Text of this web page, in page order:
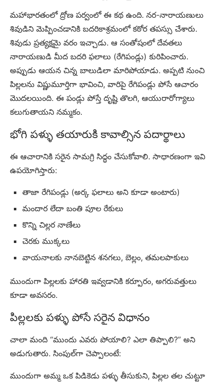
మహాభారతంలో ద్రోణ పర్వంలో ఈ కథ ఉంది. నర-నారాయణులు
శివుడిని మెప్పించడానికి బదరికాశ్రమంలో కఠోర తపస్సు చేశారు.
శివుడు ప్రత్యక్షమై వరం ఇచ్చాడు. ఆ సంతోషంలో దేవతలు
నారాయణుడి మీద బదరి ఫలాలు (రేగిపండ్లు) కురిపించారు.
అప్పుడు ఆయన చిన్న బాలుడిలా మారిపోయాడు. అప్పటి నుంచి
పిల్లలను విష్ణుమూర్తిగా భావించి, వారిపై రేగిపండ్లు పోసే ఆచారం
మొదలయింది. ఈ పండ్లు పోస్తే దృష్టి తొలగి, ఆయురారోగ్యాలు
కలుగుతాయని నమ్మకం.
భోగి పళ్ళు తయారుకి కావాల్సిన పదార్థాలు
ఈ ఆచారానికి సరైన సామగ్రి సిద్ధం చేసుకోవాలి. సాధారణంగా ఇవి
ఉపయోగిస్తారు:
తాజా రేగిపండ్లు (అర్క ఫలాలు అని కూడా అంటారు)
మందార లేదా బంతి పూల రేకులు
కొన్ని చిల్లర నాణేలు
చెరకు ముక్కలు
వాయనాలకు నానబెట్టిన శనగలు, బెల్లం, తమలపాకులు
ముందుగా పిల్లలకు హారతి ఇవ్వడానికి కర్పూరం, అగరువత్తులు
కూడా అవసరం.
పిల్లలకు పళ్ళు పోసే సరైన విధానం
చాలా మంది “ముందు ఎవరు పోయాలి? ఎలా తిప్పాలి?” అని
అడుగుతారు. సింపుల్‌గా చెప్పాలంటే:
ముందుగా అమ్మ ఒక పిడికెడు పళ్ళు తీసుకుని, పిల్లల తల చుట్టూ